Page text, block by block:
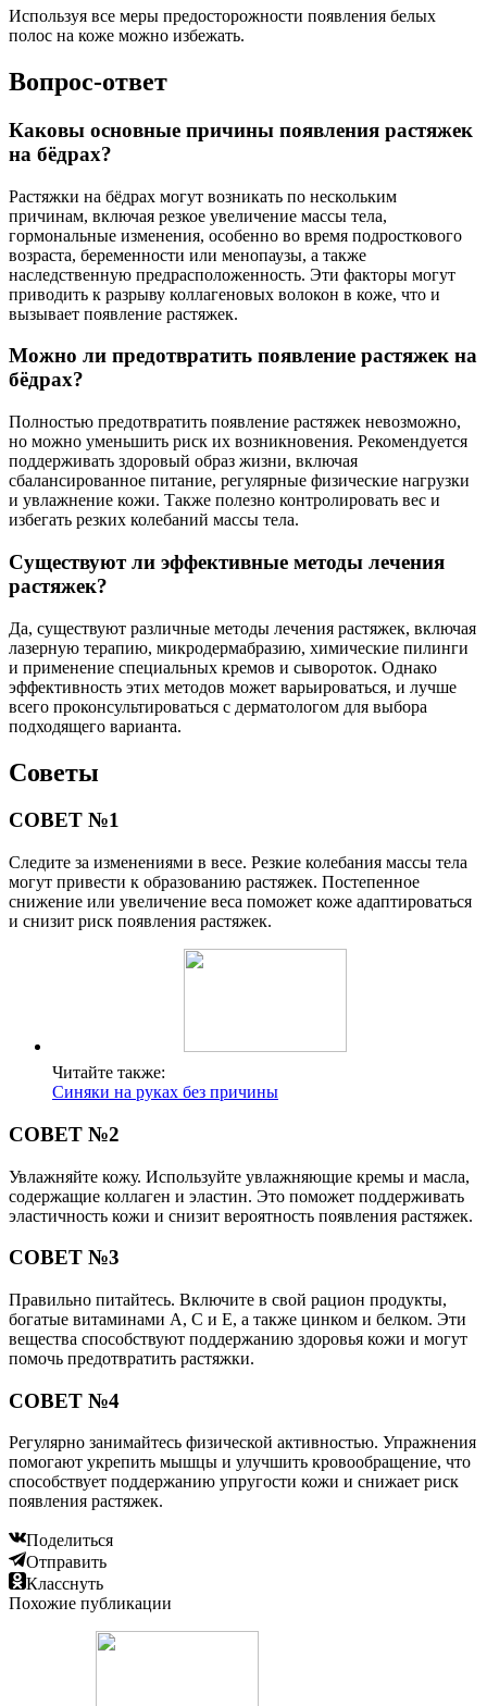
Используя все меры предосторожности появления белых
полос на коже можно избежать.
Вопрос-ответ
Каковы основные причины появления растяжек
на бёдрах?
Растяжки на бёдрах могут возникать по нескольким
причинам, включая резкое увеличение массы тела,
гормональные изменения, особенно во время подросткового
возраста, беременности или менопаузы, а также
наследственную предрасположенность. Эти факторы могут
приводить к разрыву коллагеновых волокон в коже, что и
вызывает появление растяжек.
Можно ли предотвратить появление растяжек на
бёдрах?
Полностью предотвратить появление растяжек невозможно,
но можно уменьшить риск их возникновения. Рекомендуется
поддерживать здоровый образ жизни, включая
сбалансированное питание, регулярные физические нагрузки
и увлажнение кожи. Также полезно контролировать вес и
избегать резких колебаний массы тела.
Существуют ли эффективные методы лечения
растяжек?
Да, существуют различные методы лечения растяжек, включая
лазерную терапию, микродермабразию, химические пилинги
и применение специальных кремов и сывороток. Однако
эффективность этих методов может варьироваться, и лучше
всего проконсультироваться с дерматологом для выбора
подходящего варианта.
Советы
СОВЕТ №1
Следите за изменениями в весе. Резкие колебания массы тела
могут привести к образованию растяжек. Постепенное
снижение или увеличение веса поможет коже адаптироваться
и снизит риск появления растяжек.
Читайте также:
Синяки на руках без причины
СОВЕТ №2
Увлажняйте кожу. Используйте увлажняющие кремы и масла,
содержащие коллаген и эластин. Это поможет поддерживать
эластичность кожи и снизит вероятность появления растяжек.
СОВЕТ №3
Правильно питайтесь. Включите в свой рацион продукты,
богатые витаминами A, C и E, а также цинком и белком. Эти
вещества способствуют поддержанию здоровья кожи и могут
помочь предотвратить растяжки.
СОВЕТ №4
Регулярно занимайтесь физической активностью. Упражнения
помогают укрепить мышцы и улучшить кровообращение, что
способствует поддержанию упругости кожи и снижает риск
появления растяжек.
Поделиться
Отправить
Класснуть
Похожие публикации